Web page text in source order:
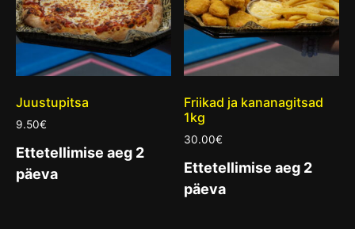
Juustupitsa
9.50€
Ettetellimise aeg 2
päeva
Friikad ja kananagitsad
1kg
30.00€
Ettetellimise aeg 2
päeva